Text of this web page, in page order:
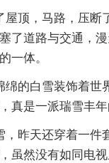
屋顶，马路，压断
了道路与交通，漫
一体。
绵的白雪装饰着世
真是一派瑞雪丰年
，昨天还穿着一件
虽然没有如同电